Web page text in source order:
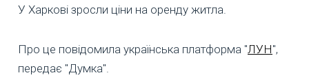
У Харкові зросли ціни на оренду житла.
Про це повідомила українська платформа "ЛУН",
передає "Думка".